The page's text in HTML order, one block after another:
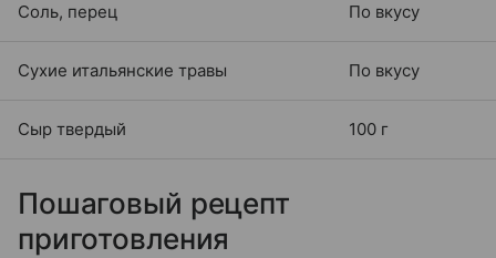
Соль, перец По вкусу
Сухие итальянские травы По вкусу
Сыр твердый 100 г
Пошаговый рецепт
приготовления